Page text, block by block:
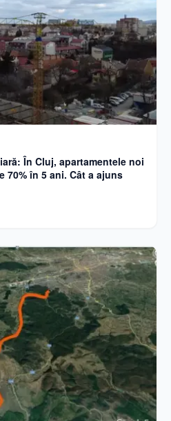
În Cluj, apartamentele noi
70% în 5 ani. Cât a ajuns